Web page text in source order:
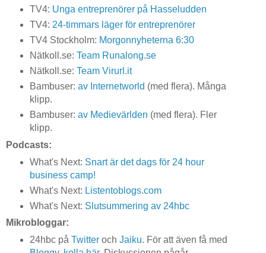
TV4: Unga entreprenörer på Hasseludden
TV4: 24-timmars läger för entreprenörer
TV4 Stockholm: Morgonnyheterna 6:30
Nätkoll.se: Team Runalong.se
Nätkoll.se: Team Virurl.it
Bambuser: av Internetworld (med flera). Många
klipp.
Bambuser: av Medievärlden (med flera). Fler
klipp.
Podcasts:
What's Next: Snart är det dags för 24 hour
business camp!
What's Next: Listentoblogs.com
What's Next: Slutsummering av 24hbc
Mikrobloggar:
24hbc på Twitteroch Jaiku. För att även få med